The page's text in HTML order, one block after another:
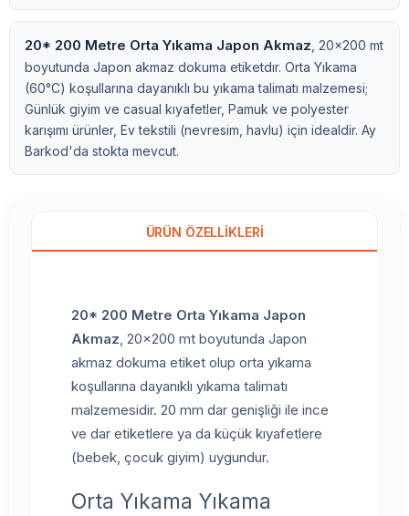
20* 200 Metre Orta Yıkama Japon Akmaz , 20x200 mt
boyutunda Japon akmaz dokuma etiketdır. Orta Yıkama
(60°C) koşullarına dayanıklı bu yıkama talimatı malzemesi;
Günlük giyim ve casual kıyafetler, Pamuk ve polyester
karışımı ürünler, Ev tekstili (nevresim, havlu) için idealdir. Ay
Barkod'da stokta mevcut.
ÜRÜN ÖZELLIKLERI
20* 200 Metre Orta Yıkama Japon
Akmaz, 20x200 mt boyutunda Japon
akmaz dokuma etiket olup orta yıkama
koşullarına dayanıklı yıkama talimatı
malzemesidir. 20 mm dar genişliği ile ince
ve dar etiketlere ya da küçük kıyafetlere
(bebek, çocuk giyim) uygundur.
Orta Yıkama Yıkama